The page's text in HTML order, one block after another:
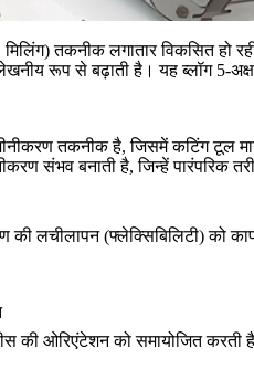
) तकनीक लगातार विकसित हो
रूप से बढ़ाती है। यह ब्लॉग 5-
तकनीक है, जिसमें कटिंग टूल
संभव बनाती है, जिन्हें पारंपरिक
की लचीलापन (फ्लेक्सिबिलिटी)
की ओरिएंटेशन को समायोजित